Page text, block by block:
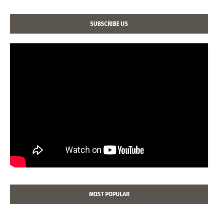
SUBSCRIBE US
MOST POPULAR